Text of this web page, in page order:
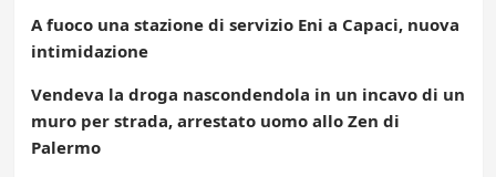
A fuoco una stazione di servizio Eni a Capaci, nuova
intimidazione
Vendeva la droga nascondendola in un incavo di un
muro per strada, arrestato uomo allo Zen di
Palermo